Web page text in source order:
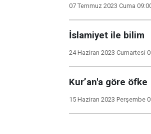
07 Temmuz 2023 Cuma
İslamiyet ile bilim
24 Haziran 2023 Cumartesi
Kur’an'a göre öfke
15 Haziran 2023 Perşembe